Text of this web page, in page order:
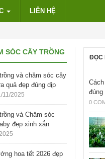
LIÊN HỆ
SÓC CÂY TRỒNG
và chăm sóc cây
quả đẹp đúng dịp
11/2025
và Chăm sóc
đẹp xinh xắn
hoa tết 2026 đẹp
ĐỌC
đúng
0